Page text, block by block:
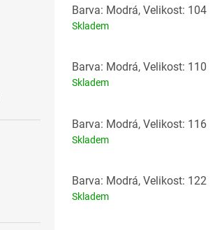
Barva: Modrá, Velikost: 104
Skladem
Barva: Modrá, Velikost: 110
Skladem
Barva: Modrá, Velikost: 116
Skladem
Barva: Modrá, Velikost: 122
Skladem